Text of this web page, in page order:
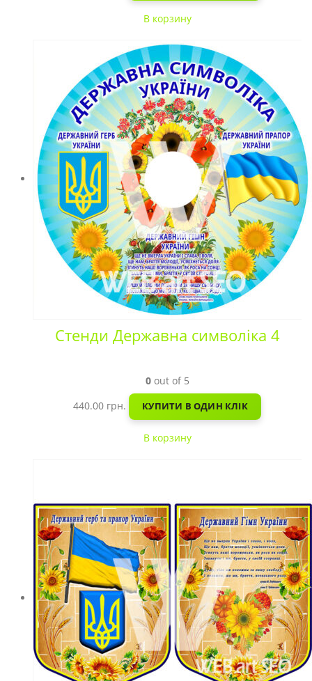
В корзину
Стенди Державна символіка 4
0out of 5
440.00 грн. КУПИТИ В ОДИН КЛІК
В корзину